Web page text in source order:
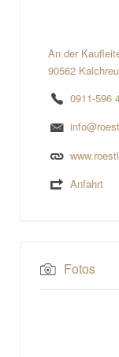
An der
90562
0911-596
Anfahrt
Fotos